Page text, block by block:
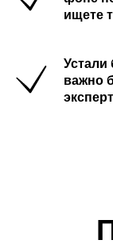
ищете
важно